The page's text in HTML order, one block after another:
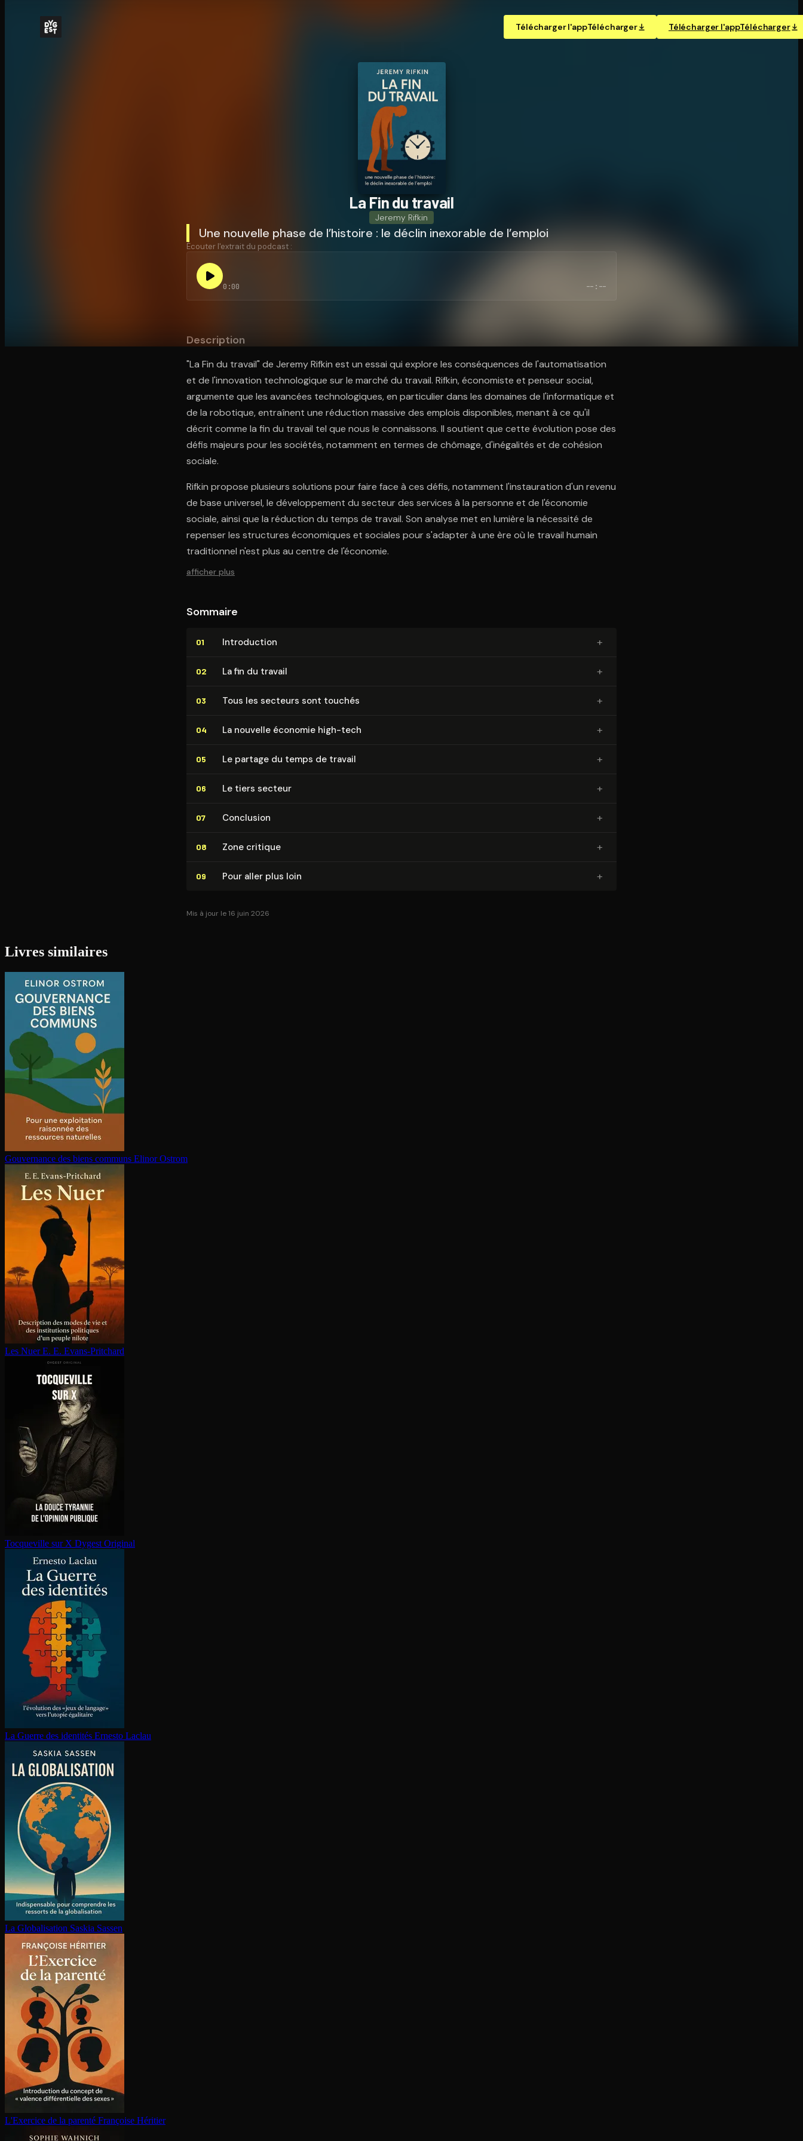
Télécharger l'appTélécharger Télécharger l'appTélécharger
La Fin du travail
Jeremy Rifkin
Une nouvelle phase de l’histoire : le déclin inexorable de l’emploi
Écouter l'extrait du podcast :
0:00 --:--
Description
"La Fin du travail" de Jeremy Rifkin est un essai qui explore les conséquences de l'automatisation
et de l'innovation technologique sur le marché du travail. Rifkin, économiste et penseur social,
argumente que les avancées technologiques, en particulier dans les domaines de l'informatique et
de la robotique, entraînent une réduction massive des emplois disponibles, menant à ce qu'il
décrit comme la fin du travail tel que nous le connaissons. Il soutient que cette évolution pose des
défis majeurs pour les sociétés, notamment en termes de chômage, d'inégalités et de cohésion
sociale.
Rifkin propose plusieurs solutions pour faire face à ces défis, notamment l'instauration d'un revenu
de base universel, le développement du secteur des services à la personne et de l'économie
sociale, ainsi que la réduction du temps de travail. Son analyse met en lumière la nécessité de
repenser les structures économiques et sociales pour s'adapter à une ère où le travail humain
traditionnel n'est plus au centre de l'économie.
afficher plus
Sommaire
01 In­tro­duc­tion +
02 La fin du travail +
03 Tous les secteurs sont touchés +
04 La nouvelle économie high-tech +
05 Le partage du temps de travail +
06 Le tiers secteur +
07 Conclusion +
08 Zone critique +
09 Pour aller plus loin +
Mis à jour le 16 juin 2026
Livres similaires
Gouvernance des biens communs Elinor Ostrom
Les Nuer E. E. Evans-Pritchard
Tocqueville sur X Dygest Original
La Guerre des identités Ernesto Laclau
La Glo­ba­li­sa­tion Saskia Sassen
L'Exercice de la parenté Françoise Héritier